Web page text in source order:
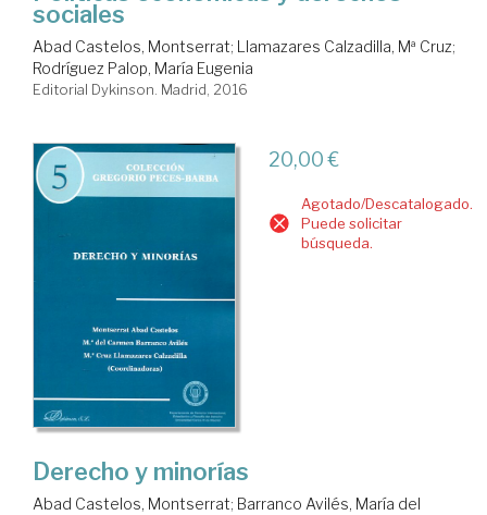
sociales
Abad Castelos, Montserrat; Llamazares Calzadilla, Mª Cruz;
Rodríguez Palop, María Eugenia
Editorial Dykinson. Madrid, 2016
20,00 €
Agotado/Descatalogado.
Puede solicitar
búsqueda.
Derecho y minorías
Abad Castelos, Montserrat; Barranco Avilés, María del